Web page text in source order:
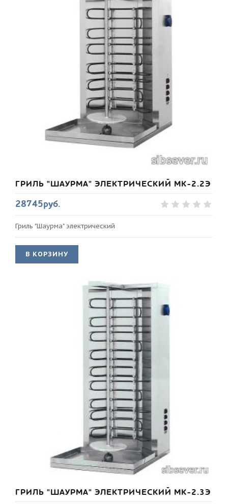
ГРИЛЬ "ШАУРМА" ЭЛЕКТРИЧЕСКИЙ МК-2.2Э
28745руб.
Гриль "Шаурма" электрический
В КОРЗИНУ
ГРИЛЬ "ШАУРМА" ЭЛЕКТРИЧЕСКИЙ МК-2.3Э